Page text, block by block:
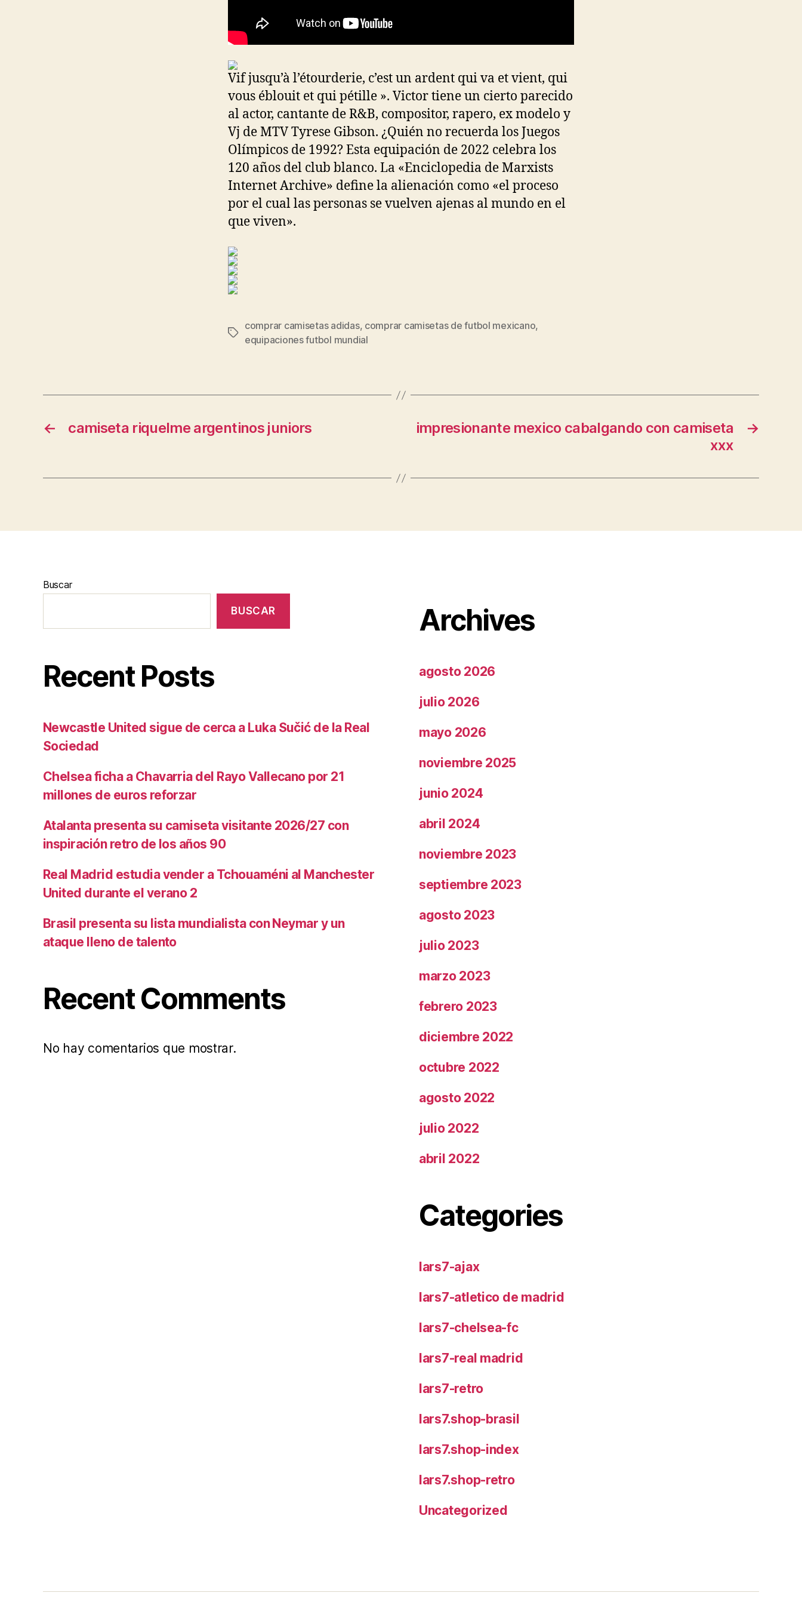
Vif jusqu’à l’étourderie, c’est un ardent qui va et vient, qui
vous éblouit et qui pétille ». Victor tiene un cierto parecido
al actor, cantante de R&B, compositor, rapero, ex modelo y
Vj de MTV Tyrese Gibson. ¿Quién no recuerda los Juegos
Olímpicos de 1992? Esta equipación de 2022 celebra los
120 años del club blanco. La «Enciclopedia de Marxists
Internet Archive» define la alienación como «el proceso
por el cual las personas se vuelven ajenas al mundo en el
que viven».
Etiquetas
comprar camisetas adidas, comprar camisetas de futbol mexicano,
equipaciones futbol mundial
← camiseta riquelme argentinos juniors →
impresionante mexico cabalgando con camiseta
xxx
Buscar
BUSCAR
Recent Posts
Newcastle United sigue de cerca a Luka Sučić de la Real
Sociedad
Chelsea ficha a Chavarria del Rayo Vallecano por 21
millones de euros reforzar
Atalanta presenta su camiseta visitante 2026/27 con
inspiración retro de los años 90
Real Madrid estudia vender a Tchouaméni al Manchester
United durante el verano 2
Brasil presenta su lista mundialista con Neymar y un
ataque lleno de talento
Recent Comments
No hay comentarios que mostrar.
Archives
agosto 2026
julio 2026
mayo 2026
noviembre 2025
junio 2024
abril 2024
noviembre 2023
septiembre 2023
agosto 2023
julio 2023
marzo 2023
febrero 2023
diciembre 2022
octubre 2022
agosto 2022
julio 2022
abril 2022
Categories
lars7-ajax
lars7-atletico de madrid
lars7-chelsea-fc
lars7-real madrid
lars7-retro
lars7.shop-brasil
lars7.shop-index
lars7.shop-retro
Uncategorized